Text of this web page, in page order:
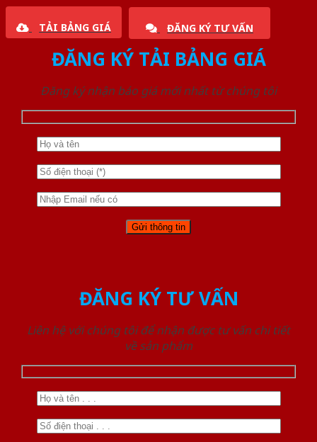
TẢI BẢNG GIÁ ĐĂNG KÝ TƯ VẤN
ĐĂNG KÝ TẢI BẢNG GIÁ
Đăng ký nhận báo giá mới nhất từ chúng tôi
ĐĂNG KÝ TƯ VẤN
Liên hệ với chúng tôi để nhận được tư vấn chi tiết
về sản phẩm